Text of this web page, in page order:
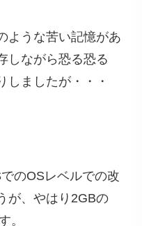
ような苦い記憶があ
しながら恐る恐る
しましたが・・・
のOSレベルでの改
が、やはり2GBの
。